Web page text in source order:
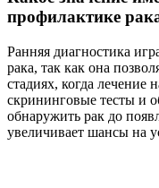
профилактике
Ранняя диагностика
рака, так как она
стадиях, когда лечение
скрининговые тесты и
обнаружить рак до
увеличивает шансы на